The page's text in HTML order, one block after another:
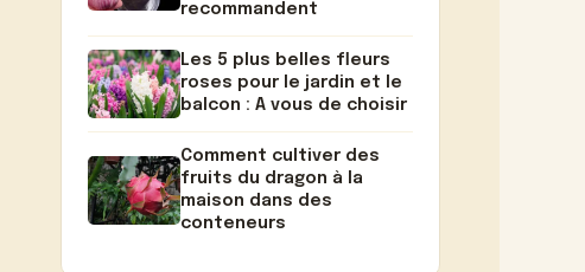
recommandent
Les 5 plus belles fleurs
roses pour le jardin et le
balcon : A vous de choisir
Comment cultiver des
fruits du dragon à la
maison dans des
conteneurs